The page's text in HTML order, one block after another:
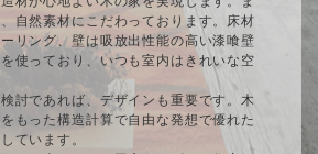
自然素材にこだわっております。床材
リング、壁は吸放出性能の高い漆喰壁
使っており、いつも室内はきれいな空
討であれば、デザインも重要です。木
もった構造計算で自由な発想で優れた
ています。